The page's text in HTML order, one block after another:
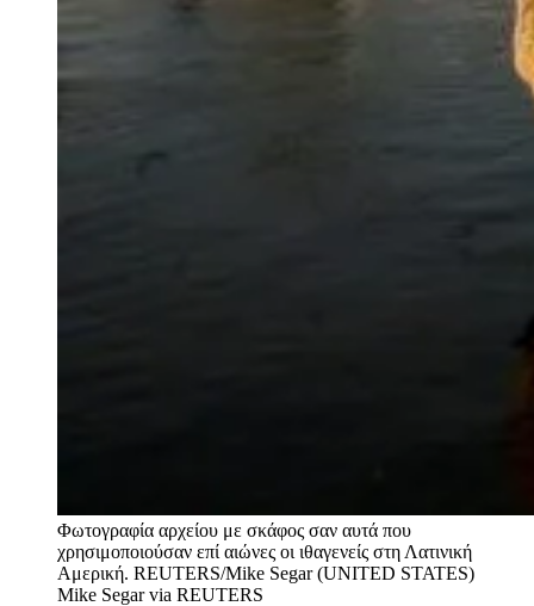
Φωτογραφία αρχείου με σκάφος σαν αυτά που
χρησιμοποιούσαν επί αιώνες οι ιθαγενείς στη Λατινική
Αμερική. REUTERS/Mike Segar (UNITED STATES)
Mike Segar via REUTERS